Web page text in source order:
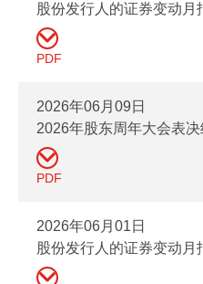
股份发行人的证券变动
PDF
2026年06月09日
2026年股东周年大会表
PDF
2026年06月01日
股份发行人的证券变动